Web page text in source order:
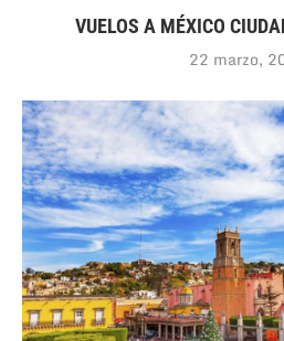
VUELOS A MÉXICO
22 marzo,